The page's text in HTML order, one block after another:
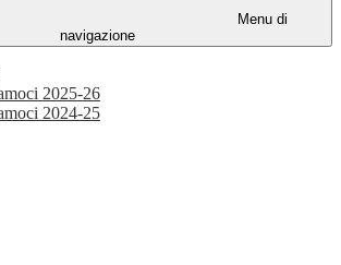
Menu di
navigazione
2025-26
2024-25